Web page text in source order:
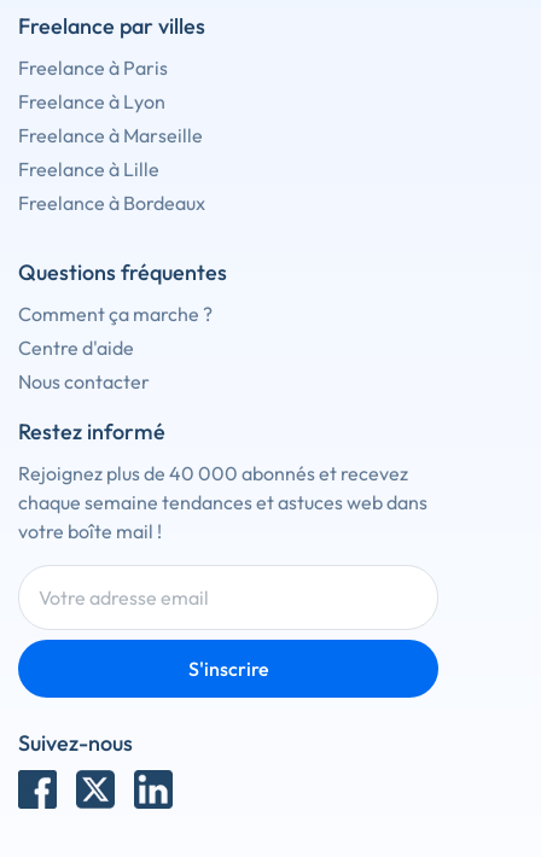
Freelance par villes
Freelance à Paris
Freelance à Lyon
Freelance à Marseille
Freelance à Lille
Freelance à Bordeaux
Questions fréquentes
Comment ça marche ?
Centre d'aide
Nous contacter
Restez informé
Rejoignez plus de 40 000 abonnés et recevez
chaque semaine tendances et astuces web dans
votre boîte mail !
S'inscrire
Suivez-nous